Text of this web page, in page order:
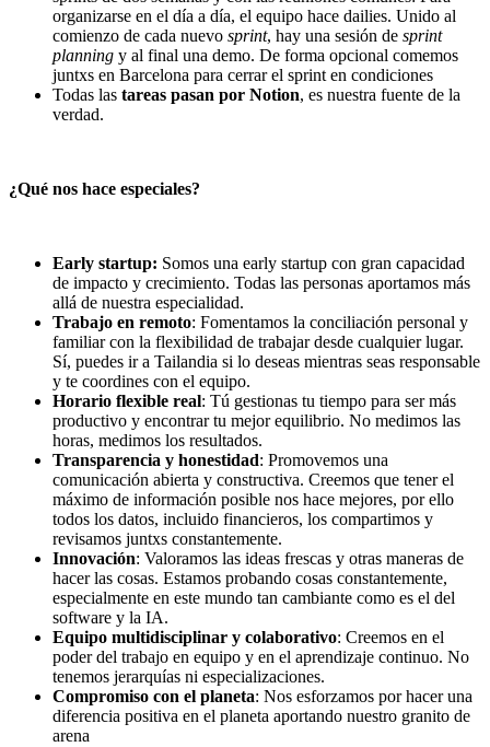
organizarse en el día a día, el equipo hace dailies. Unido al
comienzo de cada nuevo sprint, hay una sesión de sprint
planning y al final una demo. De forma opcional comemos
juntxs en Barcelona para cerrar el sprint en condiciones
Todas las tareas pasan por Notion, es nuestra fuente de la
verdad.
¿Qué nos hace especiales?
Early startup: Somos una early startup con gran capacidad
de impacto y crecimiento. Todas las personas aportamos más
allá de nuestra especialidad.
Trabajo en remoto: Fomentamos la conciliación personal y
familiar con la flexibilidad de trabajar desde cualquier lugar.
Sí, puedes ir a Tailandia si lo deseas mientras seas responsable
y te coordines con el equipo.
Horario flexible real: Tú gestionas tu tiempo para ser más
productivo y encontrar tu mejor equilibrio. No medimos las
horas, medimos los resultados.
Transparencia y honestidad: Promovemos una
comunicación abierta y constructiva. Creemos que tener el
máximo de información posible nos hace mejores, por ello
todos los datos, incluido financieros, los compartimos y
revisamos juntxs constantemente.
Innovación: Valoramos las ideas frescas y otras maneras de
hacer las cosas. Estamos probando cosas constantemente,
especialmente en este mundo tan cambiante como es el del
software y la IA.
Equipo multidisciplinar y colaborativo: Creemos en el
poder del trabajo en equipo y en el aprendizaje continuo. No
tenemos jerarquías ni especializaciones.
Compromiso con el planeta: Nos esforzamos por hacer una
diferencia positiva en el planeta aportando nuestro granito de
arena